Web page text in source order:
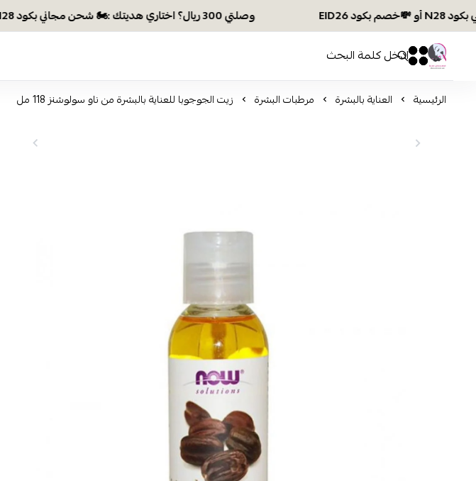
وصلتي 300 ريال؟ اختاري هديتك :🏍 شحن مجاني بكود N28 أو 💸خصم بكود EID26
افكار ومخازن العناية
0 0
الرئيسية العناية بالبشرة مرطبات البشرة زيت الجوجوبا للعناية بالبشرة من ناو سولوشنز 118 مل